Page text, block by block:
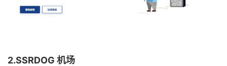
2.SSRDOG 机场